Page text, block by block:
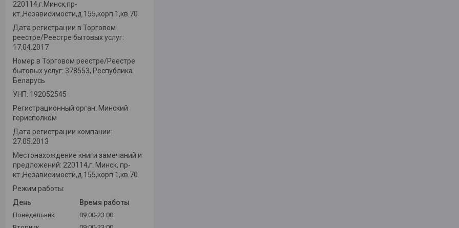
220114,г.Минск,пр-
кт.,Независимости,д.155,корп.1,кв.70
Дата регистрации в Торговом
реестре/Реестре бытовых услуг:
17.04.2017
Номер в Торговом реестре/Реестре
бытовых услуг: 378553, Республика
Беларусь
УНП: 192052545
Регистрационный орган: Минский
горисполком
Дата регистрации компании:
27.05.2013
Местонахождение книги замечаний и
предложений: 220114,г. Минск, пр-
кт.,Независимости,д.155,корп.1,кв.70
Режим работы:
День
Время работы
Понедельник
09:00-23:00